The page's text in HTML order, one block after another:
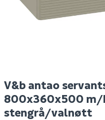
1-10 stk
Klikk & Hent
V&b antao
800x360x500
stengrå/valnøtt